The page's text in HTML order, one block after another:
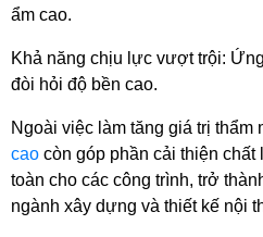
ẩm cao.
Khả năng chịu lực vượt trội:
đòi hỏi độ bền cao.
Ngoài việc làm tăng giá trị thẩm
cao còn góp phần cải thiện
toàn cho các công trình, trở
ngành xây dựng và thiết kế nội